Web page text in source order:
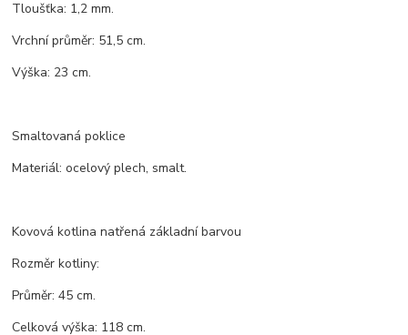
Tloušťka: 1,2 mm.
Vrchní průměr: 51,5 cm.
Výška: 23 cm.
Smaltovaná poklice
Materiál: ocelový plech, smalt.
Kovová kotlina natřená základní barvou
Rozměr kotliny:
Průměr: 45 cm.
Celková výška: 118 cm.